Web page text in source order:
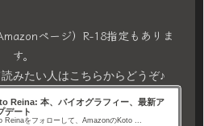
ページ）R-18指定もありま
す。
みたい人はこちらからどうぞ♪
Reina: 本、バイオグラフィー、最新ア
デート
Reinaをフォローして、AmazonのKoto ...